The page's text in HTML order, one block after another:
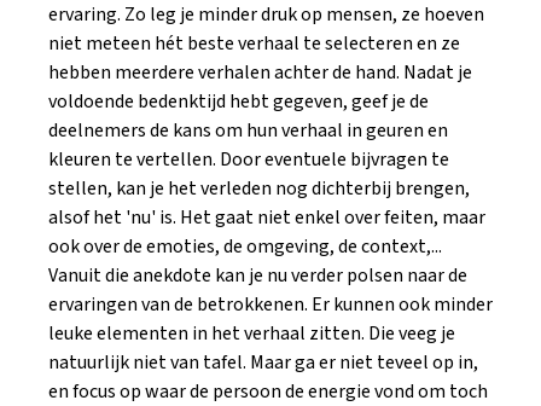
ervaring. Zo leg je minder druk op mensen, ze hoeven
niet meteen hét beste verhaal te selecteren en ze
hebben meerdere verhalen achter de hand. Nadat je
voldoende bedenktijd hebt gegeven, geef je de
deelnemers de kans om hun verhaal in geuren en
kleuren te vertellen. Door eventuele bijvragen te
stellen, kan je het verleden nog dichterbij brengen,
alsof het 'nu' is. Het gaat niet enkel over feiten, maar
ook over de emoties, de omgeving, de context,...
Vanuit die anekdote kan je nu verder polsen naar de
ervaringen van de betrokkenen. Er kunnen ook minder
leuke elementen in het verhaal zitten. Die veeg je
natuurlijk niet van tafel. Maar ga er niet teveel op in,
en focus op waar de persoon de energie vond om toch